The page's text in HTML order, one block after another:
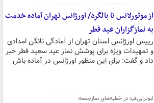
از موتورلانس تا بالگرد/ اورژانس تهران آماده خدمت
به نمازگزاران عید فطر
رییس اورژانس استان تهران از آمادگی نائگن امدادی
و تمهیدات ویژه برای پوشش نماز عید سعید فطر خبر
داد و گفت: برای این منظور اورژانس در آماده باش
ابوترابی‌فرد در خطبه‌های نمازجمعه: